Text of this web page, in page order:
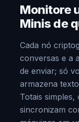
Monitore
Minis de
Cada nó
conversas e a
de enviar; só
armazena
Totais
sincronizam